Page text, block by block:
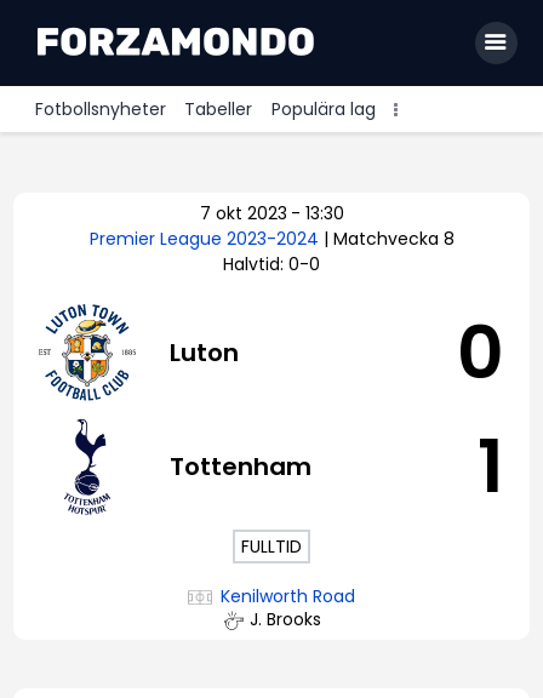
Fotbollsnyheter Tabeller Populära lag
Premier League
Bundesliga
Serie A
Ligue 1
7 okt 2023 - 13:30
Premier League 2023-2024 | Matchvecka 8
Halvtid: 0-0
Luton 0
Tottenham 1
FULLTID
Kenilworth Road
J. Brooks